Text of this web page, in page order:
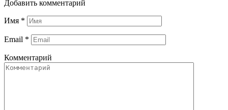
Добавить комментарий
Имя *
Email *
Комментарий